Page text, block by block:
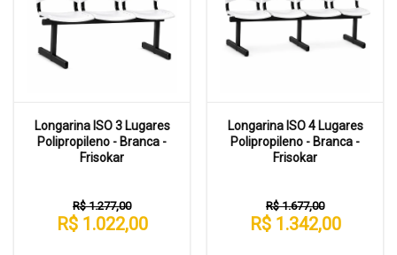
Longarina ISO 3 Lugares
Polipropileno - Branca -
Frisokar
R$ 1.277,00
R$ 1.022,00
Longarina ISO 4 Lugares
Polipropileno - Branca -
Frisokar
R$ 1.677,00
R$ 1.342,00